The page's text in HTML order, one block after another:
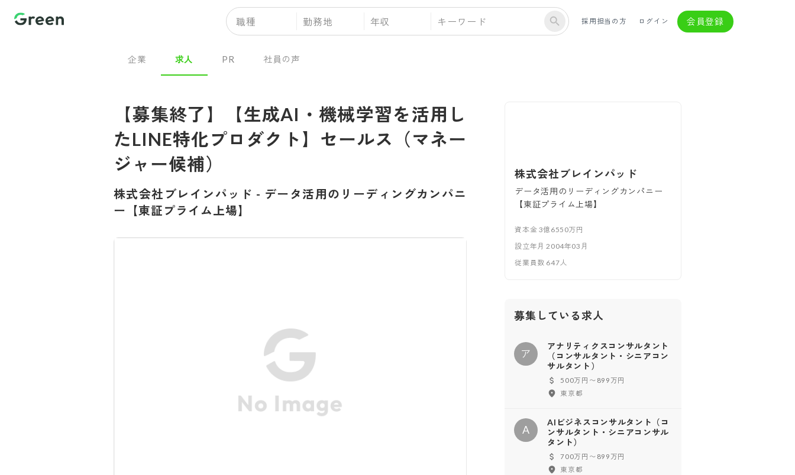
職種 勤務地 年収 採用担当の方 ログイン 会員登録
企業 求人 PR 社員の声
【募集終了】【生成AI・機械学習を活用し
たLINE特化プロダクト】セールス（マネー
ジャー候補）
株式会社ブレインパッド - データ活用のリーディングカンパニ
ー【東証プライム上場】
株式会社ブレインパッド
データ活用のリーディングカンパニー
【東証プライム上場】
資本金 3億6550万円
設立年月 2004年03月
従業員数 647 人
募集している求人
ア
アナリティクスコンサルタント
（コンサルタント・シニアコン
サルタント）
500万円〜899万円
東京都
A
AIビジネスコンサルタント（コ
ンサルタント・シニアコンサル
タント）
700万円〜899万円
東京都